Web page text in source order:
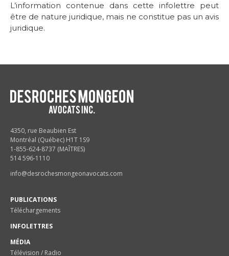
L’information contenue dans cette infolettre peut
être de nature juridique, mais ne constitue pas un avis
juridique.
4350, rue Beaubien Est
Montréal (Québec) H1T 1S9
1-855-624-8737 (MAÎTRES)
514 596-1110
info@desrochesmongeonavocats.com
PUBLICATIONS
Téléchargements
INFOLETTRES
MÉDIA
Télévision / Radio